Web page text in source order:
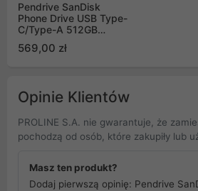
Pendrive SanDisk
Phone Drive USB Type-
C/Type-A 512GB
569,00 zł
Opinie Klientów
PROLINE S.A. nie gwarantuje, że
pochodzą od osób, które zakupiły lub
Masz ten produkt?
Dodaj pierwszą opinię: Pendrive